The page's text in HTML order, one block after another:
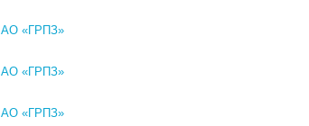
АО «ГРПЗ»
АО «ГРПЗ»
АО «ГРПЗ»